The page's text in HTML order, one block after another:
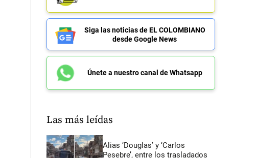
Siga las noticias de EL COLOMBIANO
desde Google News
Únete a nuestro canal de Whatsapp
Las más leídas
Alias ‘Douglas’ y ‘Carlos
Pesebre’, entre los trasladados